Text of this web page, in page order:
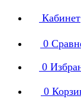
Кабинет
0
0
0